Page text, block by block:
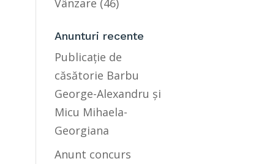
Vânzare (46)
Anunturi recente
Publicație de
căsătorie Barbu
George-Alexandru și
Micu Mihaela-
Georgiana
Anunt concurs